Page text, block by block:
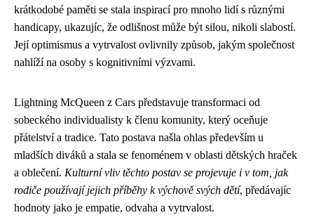
krátkodobé paměti se stala inspirací pro mnoho lidí s různými
handicapy, ukazujíc, že odlišnost může být silou, nikoli slabostí.
Její optimismus a vytrvalost ovlivnily způsob, jakým společnost
nahlíží na osoby s kognitivními výzvami.
Lightning McQueen z Cars představuje transformaci od
sobeckého individualisty k členu komunity, který oceňuje
přátelství a tradice. Tato postava našla ohlas především u
mladších diváků a stala se fenoménem v oblasti dětských hraček
a oblečení. Kulturní vliv těchto postav se projevuje i v tom, jak
rodiče používají jejich příběhy k výchově svých dětí, předávajíc
hodnoty jako je empatie, odvaha a vytrvalost.